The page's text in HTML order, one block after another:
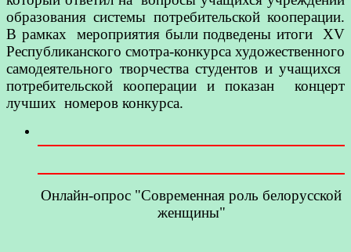
образования системы потребительской кооперации.
В рамках мероприятия были подведены итоги XV
Республиканского смотра-конкурса художественного
самодеятельного творчества студентов и учащихся
потребительской кооперации и показан концерт
лучших номеров конкурса.
Онлайн-опрос "Современная роль белорусской
женщины"